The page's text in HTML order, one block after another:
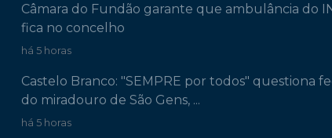
Câmara do Fundão garante que ambulância do
fica no concelho
há 5 horas
Castelo Branco: "SEMPRE por todos" questiona
do miradouro de São Gens, ...
há 5 horas